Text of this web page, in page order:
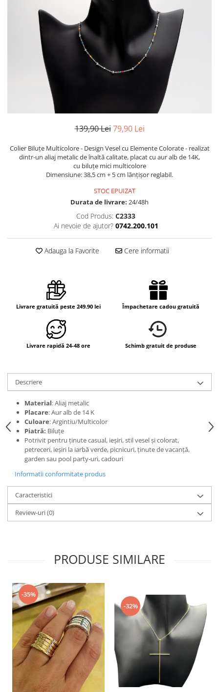
139,90 Lei 79,90 Lei
Colier Biluțe Multicolore - Design Vesel cu Elemente Colorate - realizat
dintr-un aliaj metalic de înaltă calitate, placat cu aur alb de 14K,
cu biluțe mici multicolore
Dimensiune: 38,5 cm + 5 cm lănțișor reglabil.
STOC EPUIZAT
Durata de livrare: 24/48h
Cod Produs: C2333
Ai nevoie de ajutor? 0742.200.101
Adauga la Favorite Cere informatii
Livrare gratuită peste 249.90 lei Împachetare cadou gratuită
Livrare rapidă 24-48 ore Schimb gratuit de produse
Descriere
Material: Aliaj metalic
Placare: Aur alb de 14 K
Culoare: Argintiu/Multicolor
Piatră: Biluțe
Potrivit pentru ținute casual, ieșiri, stil vesel și colorat,
petreceri, ieșiri la iarbă verde, picnicuri, ținute de vacanță,
garden sau pool party-uri, cadouri
Informatii conformitate produs
Caracteristici
Review-uri(0)
PRODUSE SIMILARE
-35%
-32%